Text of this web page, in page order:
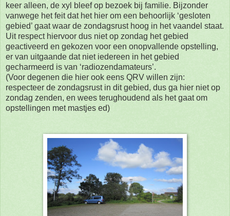
keer alleen, de xyl bleef op bezoek bij familie. Bijzonder
vanwege het feit dat het hier om een behoorlijk ‘gesloten
gebied’ gaat waar de zondagsrust hoog in het vaandel staat.
Uit respect hiervoor dus niet op zondag het gebied
geactiveerd en gekozen voor een onopvallende opstelling,
er van uitgaande dat niet iedereen in het gebied
gecharmeerd is van ‘radiozendamateurs’.
(Voor degenen die hier ook eens QRV willen zijn:
respecteer de zondagsrust in dit gebied, dus ga hier niet op
zondag zenden, en wees terughoudend als het gaat om
opstellingen met mastjes ed)